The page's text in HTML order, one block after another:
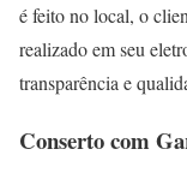
é feito no local, o
realizado em seu
transparência e
Conserto com